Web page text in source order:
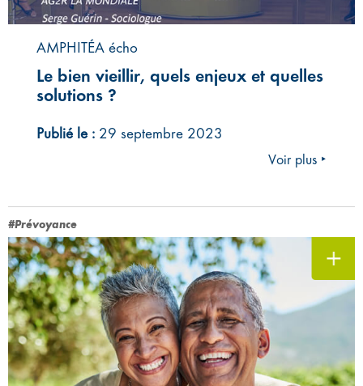
AMPHITÉA écho
Le bien vieillir, quels enjeux et quelles
solutions ?
Publié le : 29 septembre 2023
Voir plus ‣
#Prévoyance